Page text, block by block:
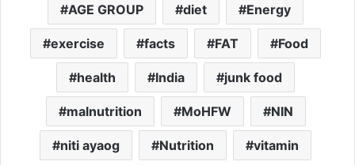
AGE GROUP diet Energy
exercise facts FAT Food
health India junk food
malnutrition MoHFW NIN
niti ayaog Nutrition vitamin